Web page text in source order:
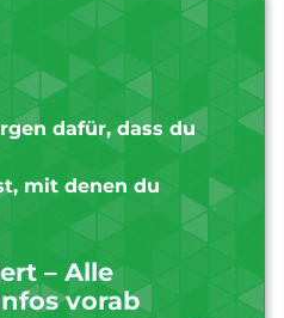
dafür, dass du
mit denen du
– Alle
vorab